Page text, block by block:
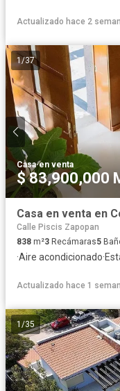
Actualizado hace 2
1/37
Casa·en venta
$ 83,900,000
Casa en venta en
Calle Piscis Zapopan
838 m²3 Recámaras5
·Aire acondicionado·
Actualizado hace 1
1 /35